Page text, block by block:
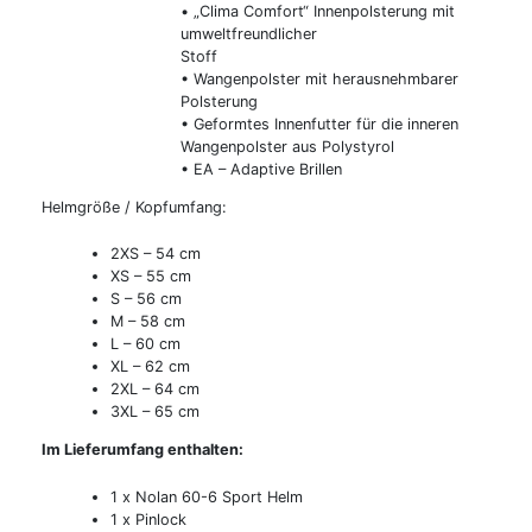
• „Clima Comfort“ Innenpolsterung mit
umweltfreundlicher
Stoff
• Wangenpolster mit herausnehmbarer
Polsterung
• Geformtes Innenfutter für die inneren
Wangenpolster aus Polystyrol
• EA – Adaptive Brillen
Helmgröße / Kopfumfang:
2XS – 54 cm
XS – 55 cm
S – 56 cm
M – 58 cm
L – 60 cm
XL – 62 cm
2XL – 64 cm
3XL – 65 cm
Im Lieferumfang enthalten:
1 x Nolan 60-6 Sport Helm
1 x Pinlock